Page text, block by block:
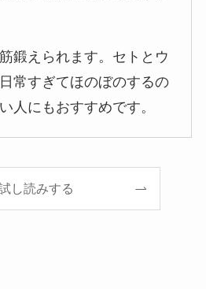
鍛えられます。セトとウ
常すぎてほのぼのするの
人にもおすすめです。
し読みする